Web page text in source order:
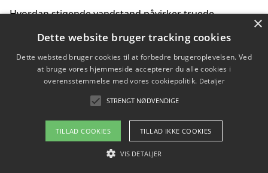
Hvordan stigende vandstand påvirker truede
Sådan vælger du de bedste vandrerygsække til
vandreture i Danmark
Copyright 2026 - Pilanto Aps
Om / kontakt
×
Dette website bruger tracking cookies
Dette websted bruger cookies til at forbedre brugeroplevelsen. Ved
at bruge vores hjemmeside accepterer du alle cookies i
overensstemmelse med vores cookiepolitik. Detaljer
STRENGT NØDVENDIGE
TILLAD COOKIES TILLAD IKKE COOKIES
VIS DETALJER